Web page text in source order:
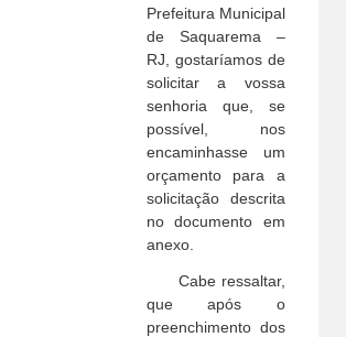
Prefeitura Municipal
de Saquarema –
RJ, gostaríamos de
solicitar a vossa
senhoria que, se
possível, nos
encaminhasse um
orçamento para a
solicitação descrita
no documento em
anexo.
Cabe ressaltar,
que após o
preenchimento dos